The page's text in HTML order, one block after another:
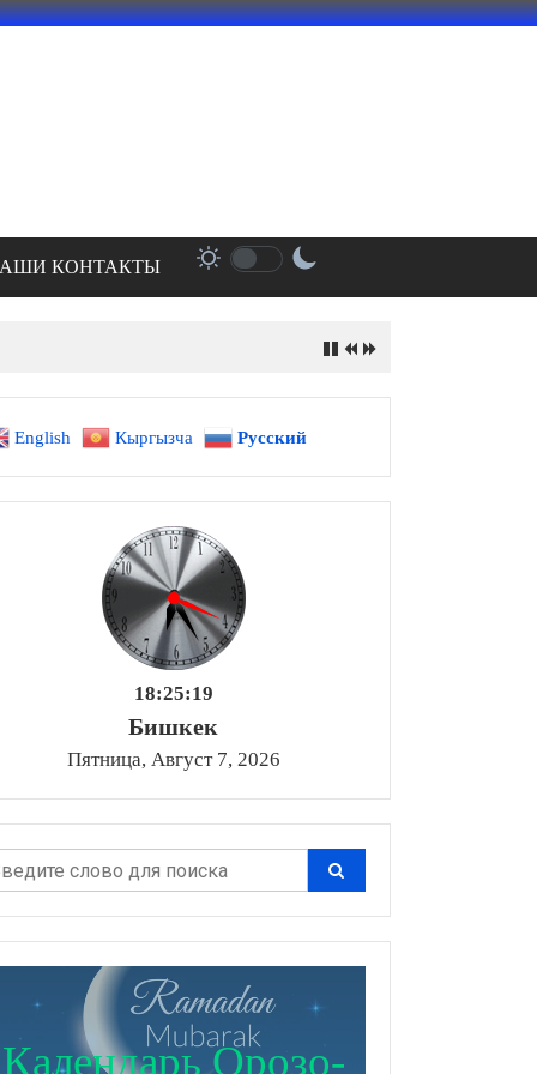
КОНТАКТЫ
English Кыргызча Русский
18:25:20
Бишкек
Пятница, Август 7, 2026
Календарь Орозо-